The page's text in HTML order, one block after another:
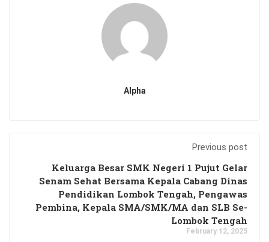
Alpha
Previous post
Keluarga Besar SMK Negeri 1 Pujut Gelar
Senam Sehat Bersama Kepala Cabang Dinas
Pendidikan Lombok Tengah, Pengawas
Pembina, Kepala SMA/SMK/MA dan SLB Se-
Lombok Tengah
February 12, 2025